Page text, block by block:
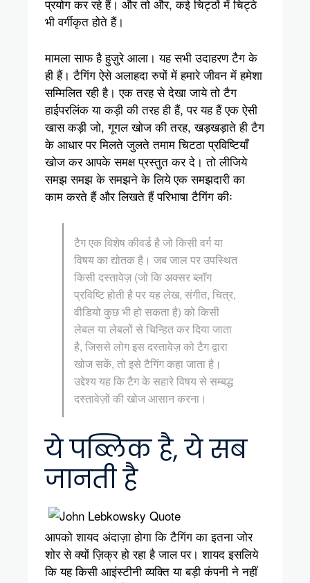
प्रयोग कर रहे हैं। और तो और, कई चिट्ठों में चिट्ठे
भी वर्गीकृत होते हैं।
मामला साफ है हुज़ुरे आला। यह सभी उदाहरण टैग के
ही हैं। टैगिंग ऐसे अलाहदा रुपों में हमारे जीवन में हमेशा
सम्मिलित रही है। एक तरह से देखा जाये तो टैग
हाईपरलिंक या कड़ी की तरह ही हैं, पर यह हैं एक ऐसी
खास कड़ी जो, गूगल खोज की तरह, खड़खड़ाते ही टैग
के आधार पर मिलते जुलते तमाम चिटठा प्रविष्टियाँ
खोज कर आपके समक्ष प्रस्तुत कर दे। तो लीजिये
समझ समझ के समझने के लिये एक समझदारी का
काम करते हैं और लिखते हैं परिभाषा टैगिंग कीः
टैग एक विशेष कीवर्ड है जो किसी वर्ग या
विषय का द्योतक है। जब जाल पर उपस्थित
किसी दस्तावेज़ (जो कि अक्सर ब्लॉग
प्रविष्टि होती है पर यह लेख, संगीत, चित्र,
वीडियो कुछ भी हो सकता है) को किसी
लेबल या लेबलों से चिन्हित कर दिया जाता
है, जिससे लोग इस दस्तावेज़ को टैग द्वारा
खोज सकें, तो इसे टैगिंग कहा जाता है।
उद्देश्य यह कि टैग के सहारे विषय से सम्बद्ध
दस्तावेज़ों की खोज आसान करना।
ये पब्लिक है, ये सब
जानती है
आपको शायद अंदाज़ा होगा कि टैगिंग का इतना जोर
शोर से क्यों ज़िक्र हो रहा है जाल पर। शायद इसलिये
कि यह किसी आइंस्टीनी व्यक्ति या बड़ी कंपनी ने नहीं